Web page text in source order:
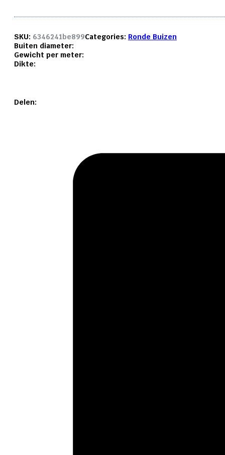
SKU: 6346241be899Categories: Ronde Buizen
Buiten diameter:
Gewicht per meter:
Dikte:
Delen: